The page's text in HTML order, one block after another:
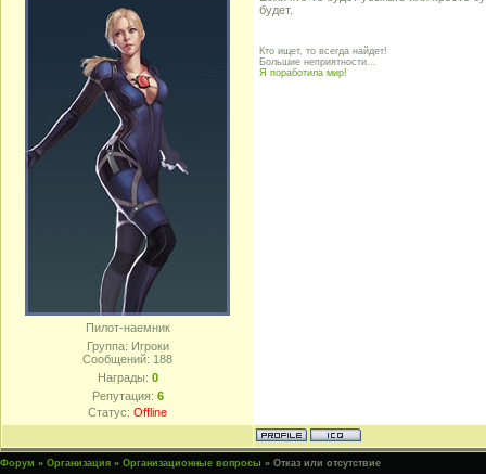
Пилот-наемник
Группа: Игроки
Сообщений: 188
Награды: 0
Репутация: 6
Статус: Offline
будет.
Кто ищет, то всегда найдет!
Большие неприятности...
Я поработила мир!
Форум » Организация » Организационные вопросы » Отказ или отсутствие